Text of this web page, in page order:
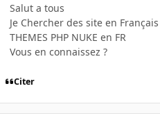
Salut a tous
Je Chercher des site en
THEMES PHP NUKE en FR
Vous en connaissez ?
Citer